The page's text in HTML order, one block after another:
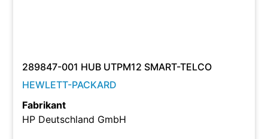
289847-001 HUB UTPM12 SMART-TELCO
HEWLETT-PACKARD
Fabrikant
HP Deutschland GmbH